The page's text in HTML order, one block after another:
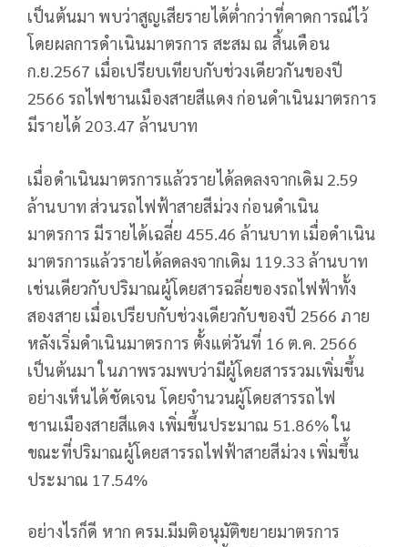
เป็นต้นมา พบว่าสูญเสียรายได้ต่ำกว่าที่คาดการณ์ไว้
โดยผลการดำเนินมาตรการ สะสม ณ สิ้นเดือน
ก.ย.2567 เมื่อเปรียบเทียบกับช่วงเดียวกันของปี
2566 รถไฟชานเมืองสายสีแดง ก่อนดำเนินมาตรการ
มีรายได้ 203.47 ล้านบาท
เมื่อดำเนินมาตรการแล้วรายได้ลดลงจากเดิม 2.59
ล้านบาท ส่วนรถไฟฟ้าสายสีม่วง ก่อนดำเนิน
มาตรการ มีรายได้เฉลี่ย 455.46 ล้านบาท เมื่อดำเนิน
มาตรการแล้วรายได้ลดลงจากเดิม 119.33 ล้านบาท
เช่นเดียวกับปริมาณผู้โดยสารฉลี่ยของรถไฟฟ้าทั้ง
สองสาย เมื่อเปรียบกับช่วงเดียวกับของปี 2566 ภาย
หลังเริ่มดำเนินมาตรการ ตั้งแต่วันที่ 16 ต.ค. 2566
เป็นต้นมา ในภาพรวมพบว่ามีผู้โดยสารรวมเพิ่มขึ้น
อย่างเห็นได้ชัดเจน โดยจำนวนผู้โดยสารรถไฟ
ชานเมืองสายสีแดง เพิ่มขึ้นประมาณ 51.86% ใน
ขณะที่ปริมาณผู้โดยสารรถไฟฟ้าสายสีม่วง เพิ่มขึ้น
ประมาณ 17.54%
อย่างไรก็ดี หาก ครม.มีมติอนุมัติขยายมาตรการ